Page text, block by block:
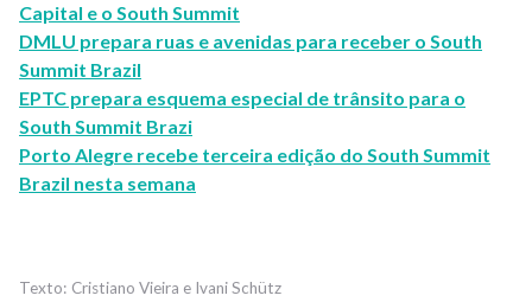
Capital e o South Summit
DMLU prepara ruas e avenidas para receber o South
Summit Brazil
EPTC prepara esquema especial de trânsito para o
South Summit Brazi
Porto Alegre recebe terceira edição do South Summit
Brazil nesta semana
Cristiano Vieira e Ivani Schütz